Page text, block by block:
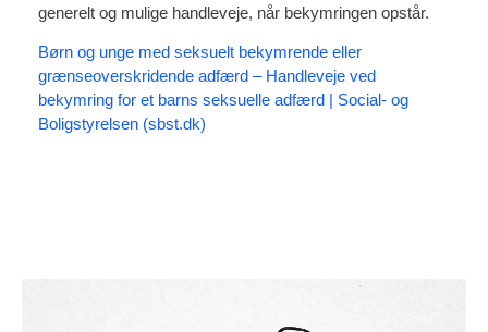
generelt og mulige handleveje, når bekymringen opstår.
Børn og unge med seksuelt bekymrende eller
grænseoverskridende adfærd – Handleveje ved
bekymring for et barns seksuelle adfærd | Social- og
Boligstyrelsen (sbst.dk)